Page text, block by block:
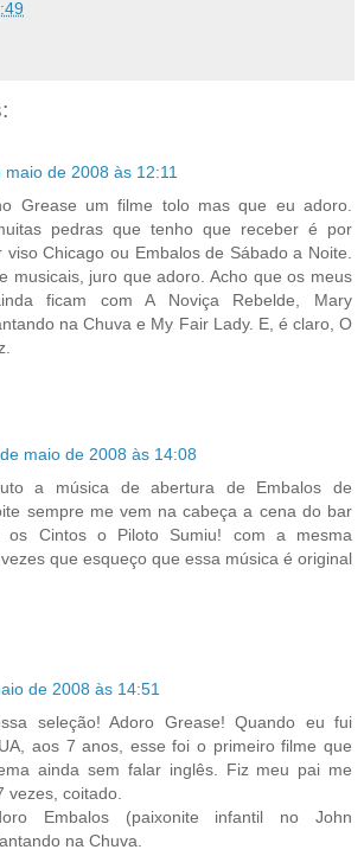
maio de 2008 às 12:11
Grease um filme tolo mas que eu adoro.
pedras que tenho que receber é por
viso Chicago ou Embalos de Sábado a Noite.
musicais, juro que adoro. Acho que os meus
ficam com A Noviça Rebelde, Mary
na Chuva e My Fair Lady. E, é claro, O
maio de 2008 às 14:08
a música de abertura de Embalos de
sempre me vem na cabeça a cena do bar
os Cintos o Piloto Sumiu! com a mesma
que esqueço que essa música é original
de 2008 às 14:51
seleção! Adoro Grease! Quando eu fui
aos 7 anos, esse foi o primeiro filme que
ainda sem falar inglês. Fiz meu pai me
vezes, coitado.
Embalos (paixonite infantil no John
na Chuva.